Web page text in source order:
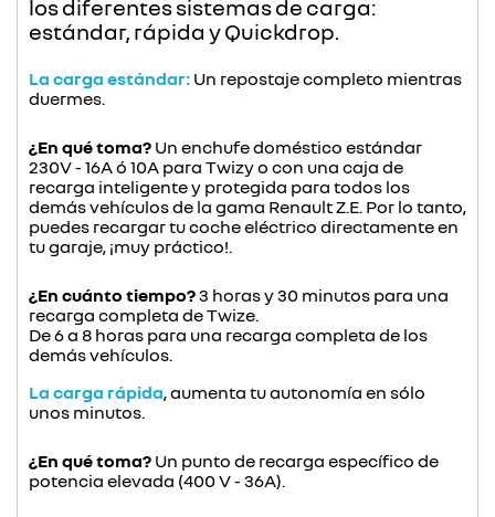
los diferentes sistemas de carga:
estándar, rápida y Quickdrop.
La carga estándar: Un repostaje completo mientras
duermes.
¿En qué toma? Un enchufe doméstico estándar
230V - 16A ó 10A para Twizy o con una caja de
recarga inteligente y protegida para todos los
demás vehículos de la gama Renault Z.E. Por lo tanto,
puedes recargar tu coche eléctrico directamente en
tu garaje, ¡muy práctico!.
¿En cuánto tiempo?3 horas y 30 minutos para una
recarga completa de Twize.
De 6 a 8 horas para una recarga completa de los
demás vehículos.
La carga rápida, aumenta tu autonomía en sólo
unos minutos.
¿En qué toma? Un punto de recarga específico de
potencia elevada (400 V - 36A).